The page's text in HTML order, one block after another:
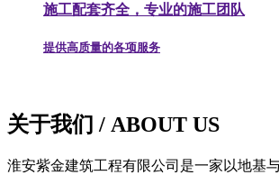
施工配套齐全，专业的施工团队
提供高质量的各项服务
关于我们 / ABOUT US
淮安紫金建筑工程有限公司是一家以地基